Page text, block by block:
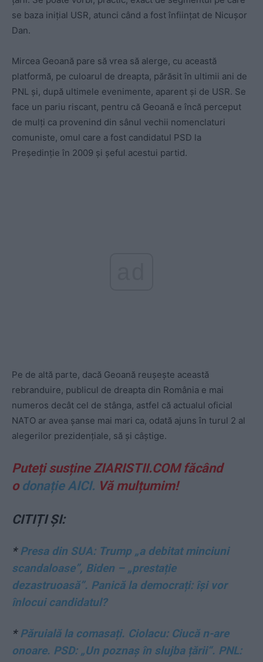
se baza inițial USR, atunci când a fost înființat de Nicușor
Dan.
Mircea Geoană pare să vrea să alerge, cu această
platformă, pe culoarul de dreapta, părăsit în ultimii ani de
PNL și, după ultimele evenimente, aparent și de USR. Se
face un pariu riscant, pentru că Geoană e încă perceput
de mulți ca provenind din sânul vechii nomenclaturi
comuniste, omul care a fost candidatul PSD la
Președinție în 2009 și șeful acestui partid.
Pe de altă parte, dacă Geoană reușește această
rebranduire, publicul de dreapta din România e mai
numeros decât cel de stânga, astfel că actualul oficial
NATO ar avea șanse mai mari ca, odată ajuns în turul 2 al
alegerilor prezidențiale, să și câștige.
Puteți susține ZIARISTII.COM făcând
o donație AICI. Vă mulțumim!
CITIȚI ȘI:
*Presa din SUA: Trump „a debitat minciuni
scandaloase”, Biden – „prestație
dezastruoasă”. Panică la democrați: își vor
înlocui candidatul?
*Păruială la comasați. Ciolacu: Ciucă n-are
onoare. PSD: „Un poznaș în slujba țării“. PNL: